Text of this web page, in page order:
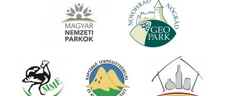
KAPCSOLAT